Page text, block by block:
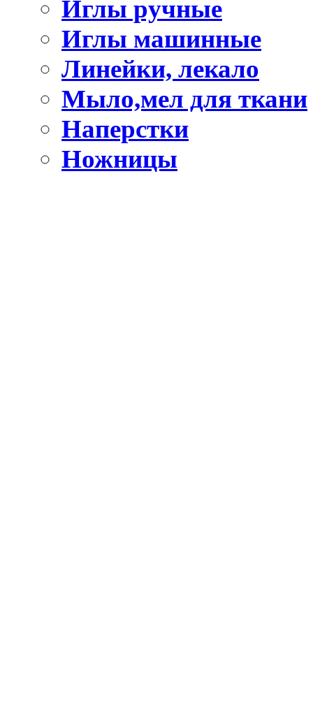
Иглы ручные
Иглы машинные
Линейки, лекало
Мыло,мел для ткани
Наперстки
Ножницы